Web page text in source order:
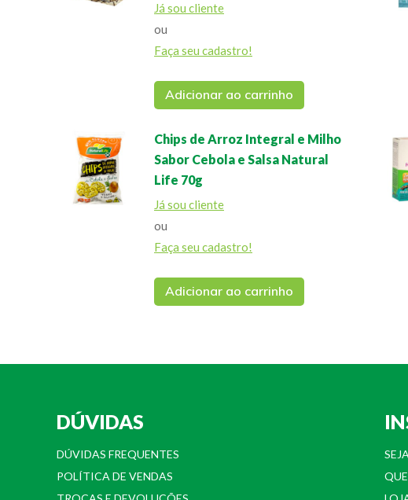
Já sou cliente
ou
Faça seu cadastro!
Adicionar ao carrinho
Chips de Arroz Integral e Milho
Sabor Cebola e Salsa Natural
Life 70g
Já sou cliente
ou
Faça seu cadastro!
Adicionar ao carrinho
DÚVIDAS
DÚVIDAS FREQUENTES
POLÍTICA DE VENDAS